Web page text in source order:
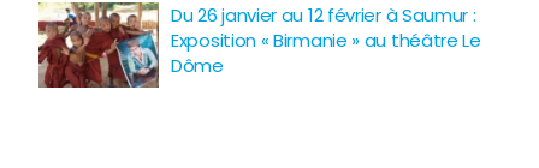
Du 26 janvier au 12 février à Saumur :
Exposition « Birmanie » au théâtre Le
Dôme